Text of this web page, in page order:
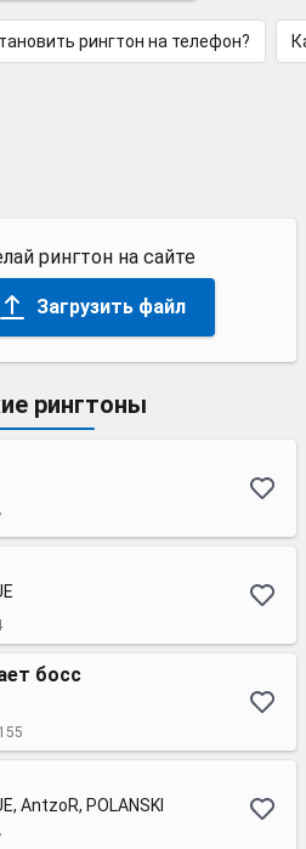
рингтон на телефон?
рингтон на сайте
Загрузить файл
рингтоны
босс
AntzoR, POLANSKI